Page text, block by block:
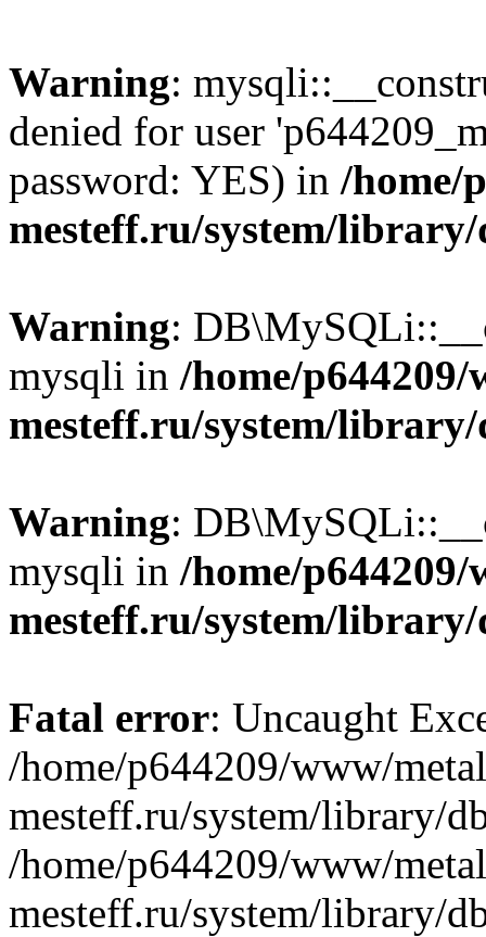
Warning:
denied for user
password: YES) in /home/
mesteff.ru/system/
Warning:
mysqli in /home/
mesteff.ru/system/
Warning:
mysqli in /home/
mesteff.ru/system/
Fatal error: Uncaught
/home/p644209/www/
mesteff.ru/system/library/
/home/p644209/www/
mesteff.ru/system/library/